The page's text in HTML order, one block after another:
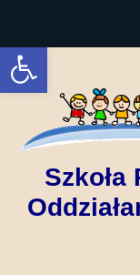
Open toolbar